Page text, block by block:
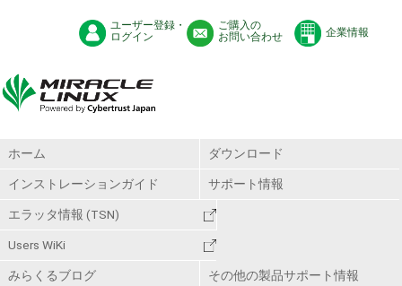
ユーザー登録・
ログイン
ご購入の
お問い合わせ
企業情報
ホーム ダウンロード
インストレーションガイド サポート情報
エラッタ情報 (TSN)
Users WiKi
みらくるブログ その他の製品サポート情報